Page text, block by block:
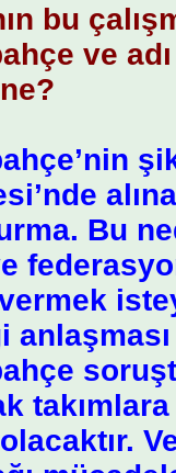
bu
ve
Bu